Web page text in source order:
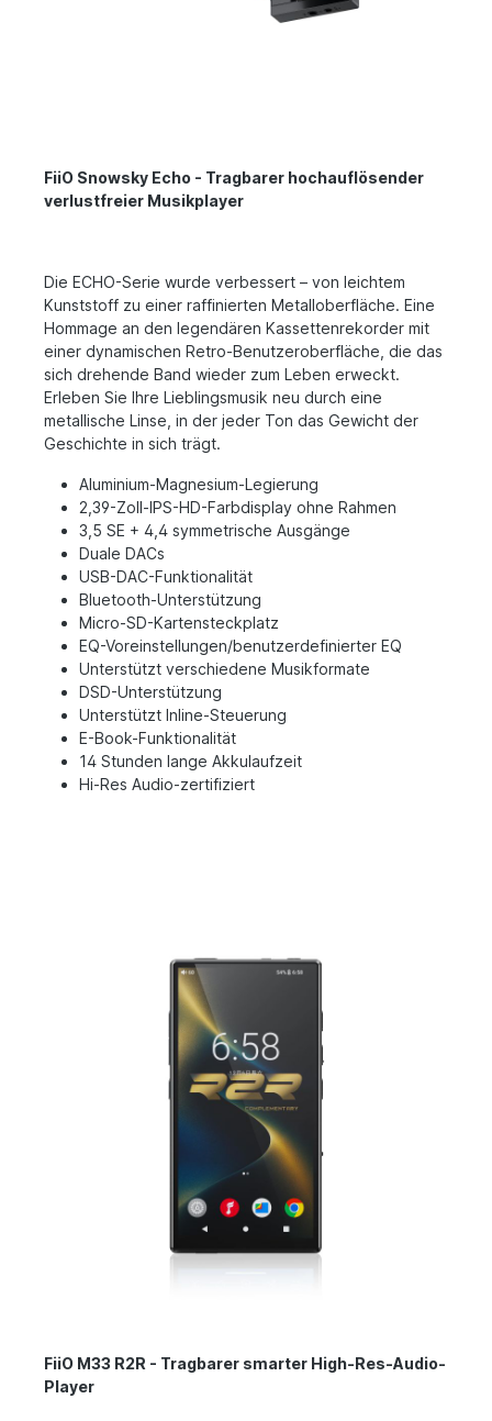
FiiO Snowsky Echo - Tragbarer hochauflösender
verlustfreier Musikplayer
Die ECHO-Serie wurde verbessert – von leichtem
Kunststoff zu einer raffinierten Metalloberfläche. Eine
Hommage an den legendären Kassettenrekorder mit
einer dynamischen Retro-Benutzeroberfläche, die das
sich drehende Band wieder zum Leben erweckt.
Erleben Sie Ihre Lieblingsmusik neu durch eine
metallische Linse, in der jeder Ton das Gewicht der
Geschichte in sich trägt.
Aluminium-Magnesium-Legierung
2,39-Zoll-IPS-HD-Farbdisplay ohne Rahmen
3,5 SE + 4,4 symmetrische Ausgänge
Duale DACs
USB-DAC-Funktionalität
Bluetooth-Unterstützung
Micro-SD-Kartensteckplatz
EQ-Voreinstellungen/benutzerdefinierter EQ
Unterstützt verschiedene Musikformate
DSD-Unterstützung
Unterstützt Inline-Steuerung
E-Book-Funktionalität
14 Stunden lange Akkulaufzeit
Hi-Res Audio-zertifiziert
FiiO M33 R2R - Tragbarer smarter High-Res-Audio-
Player